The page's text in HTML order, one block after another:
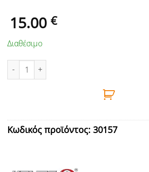
15.00 €
Διαθέσιμο
ΚΑΠΑΚΙ ΚΛΕΙΣΙΜΑΤΟΣ 200Χ100mm
Κωδικός προϊόντος: 30157